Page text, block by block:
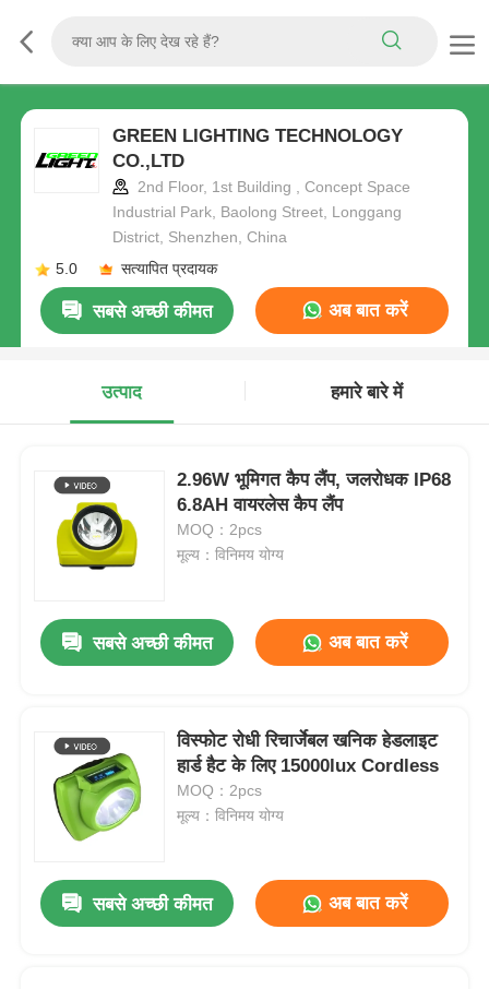
GREEN LIGHTING TECHNOLOGY
CO.,LTD
2nd Floor, 1st Building , Concept Space
Industrial Park, Baolong Street, Longgang
District, Shenzhen, China
5.0
सत्यापित प्रदायक
सबसे अच्छी कीमत अब बात करें
उत्पाद हमारे बारे में
2.96W भूमिगत कैप लैंप, जलरोधक IP68
6.8AH वायरलेस कैप लैंप
MOQ：2pcs
मूल्य：विनिमय योग्य
सबसे अच्छी कीमत अब बात करें
विस्फोट रोधी रिचार्जेबल खनिक हेडलाइट
हार्ड हैट के लिए 15000lux Cordless
MOQ：2pcs
मूल्य：विनिमय योग्य
सबसे अच्छी कीमत अब बात करें